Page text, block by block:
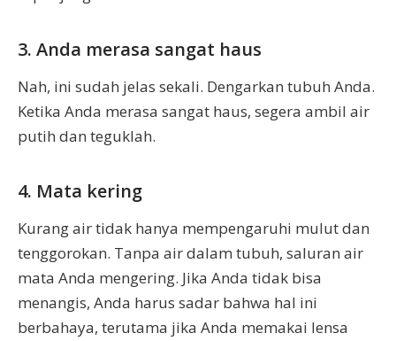
3. Anda merasa sangat haus
Nah, ini sudah jelas sekali. Dengarkan tubuh Anda.
Ketika Anda merasa sangat haus, segera ambil air
putih dan teguklah.
4. Mata kering
Kurang air tidak hanya mempengaruhi mulut dan
tenggorokan. Tanpa air dalam tubuh, saluran air
mata Anda mengering. Jika Anda tidak bisa
menangis, Anda harus sadar bahwa hal ini
berbahaya, terutama jika Anda memakai lensa